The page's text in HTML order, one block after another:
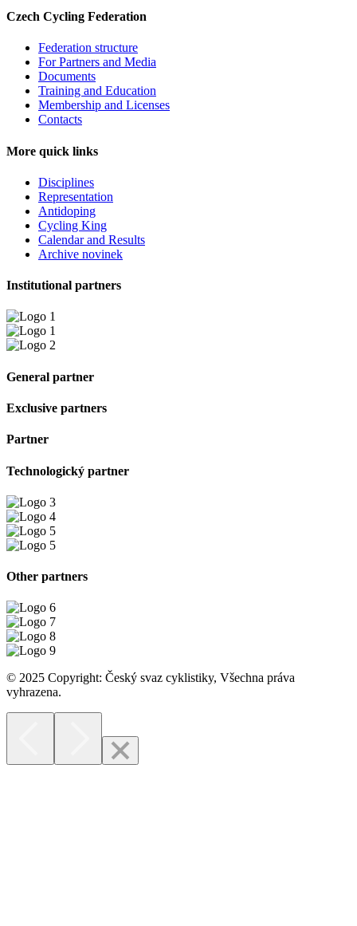
Czech Cycling Federation
Federation structure
For Partners and Media
Documents
Training and Education
Membership and Licenses
Contacts
More quick links
Disciplines
Representation
Antidoping
Cycling King
Calendar and Results
Archive novinek
Institutional partners
General partner
Exclusive partners
Partner
Technologický partner
Other partners
© 2025 Copyright: Český svaz cyklistiky, Všechna práva
vyhrazena.